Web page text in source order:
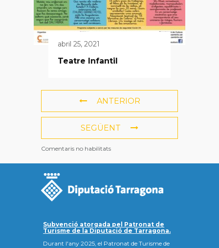
abril 25, 2021
Teatre Infantil
ANTERIOR
SEGÜENT
Comentaris no habilitats
Subvenció atorgada pel Patronat de
Turisme de la Diputació de Tarragona.
Durant l'any 2025, el Patronat de Turisme de